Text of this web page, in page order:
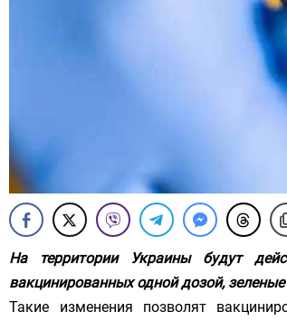
На территории Украины будут
вакцинированных одной дозой,
Такие изменения позволят